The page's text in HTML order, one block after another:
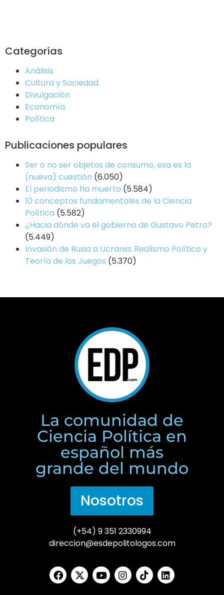
Categorías
Análisis
Cultura y Sociedad
Divulgación
Economía
Política
Publicaciones populares
Ser o no ser objetos de consumo, esa es la
(nueva) cuestión (6.050)
El periodismo ha muerto (5.584)
10 conceptos fundamentales de la Ciencia
Política (5.582)
¿Hacia dónde va el gobierno de Gustavo Petro?
(5.449)
Invasión de Rusia a Ucrania: Realismo Político y
Teoría de los Juegos (5.370)
La comunidad de
Ciencia Política en
español más
grande del mundo
Nosotros
(+54) 9 351 2330994
direccion@esdepolitologos.com